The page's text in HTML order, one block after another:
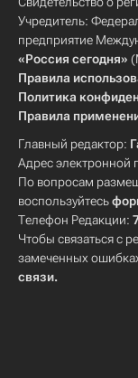
Учредитель:
предприятие
«Россия сегодня»
Правила
Политика
Правила
Главный редактор:
Адрес электронной
По вопросам
воспользуйтесь
Телефон Редакции:
Чтобы связаться с
замеченных
связи.